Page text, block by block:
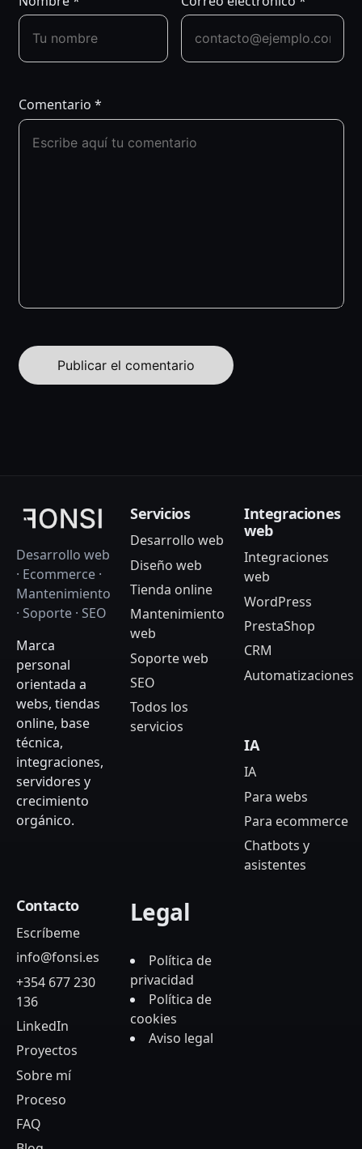
Comentario *
Desarrollo web
· Ecommerce ·
Mantenimiento
· Soporte · SEO
Marca
personal
orientada a
webs, tiendas
online, base
técnica,
integraciones,
servidores y
crecimiento
orgánico.
Servicios
Desarrollo web
Diseño web
Tienda online
Mantenimiento
web
Soporte web
SEO
Todos los
servicios
Integraciones
web
Integraciones
web
WordPress
PrestaShop
CRM
Automatizaciones
IA
IA
Para webs
Para ecommerce
Chatbots y
asistentes
Contacto
Escríbeme
info@fonsi.es
+354 677 230
136
LinkedIn
Proyectos
Sobre mí
Proceso
FAQ
Legal
Política de
privacidad
Política de
cookies
Aviso legal